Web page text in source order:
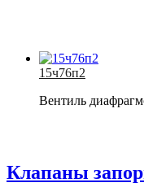
15ч76п2
Вентиль
Клапаны